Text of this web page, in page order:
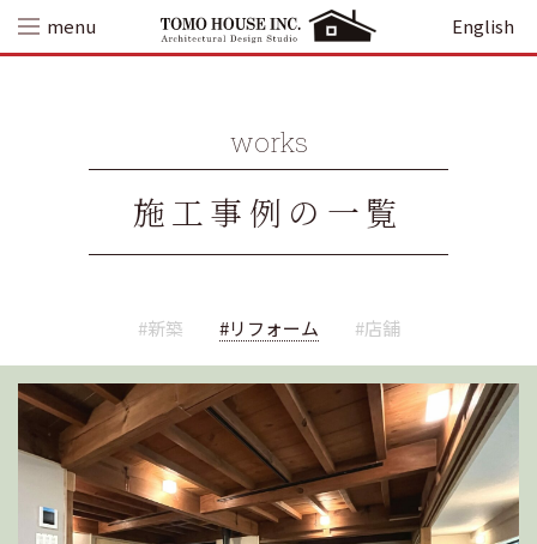
content
menu English
works
施工事例の一覧
#新築 #リフォーム #店舗